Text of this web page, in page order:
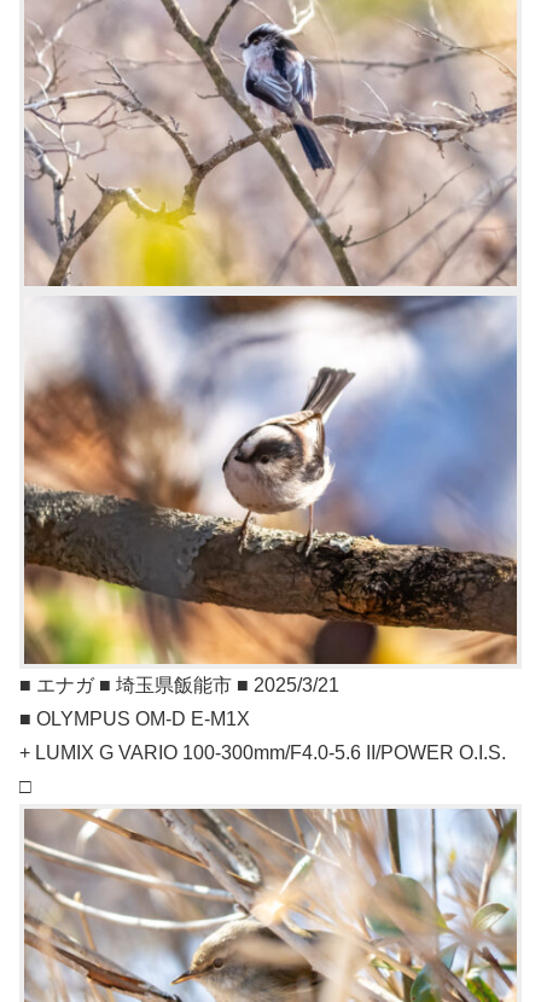
■ エナガ ■ 埼玉県飯能市 ■ 2025/3/21
■ OLYMPUS OM-D E-M1X
+ LUMIX G VARIO 100-300mm/F4.0-5.6 II/POWER O.I.S.
□